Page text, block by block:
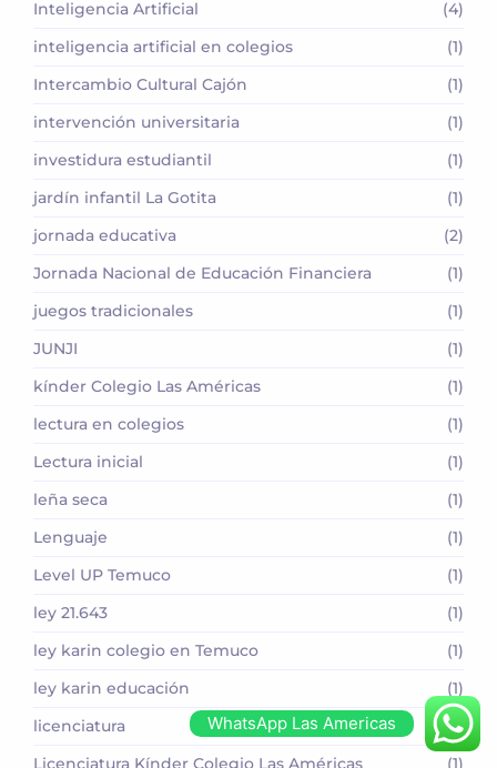
Inteligencia Artificial
(4)
inteligencia artificial en colegios
(1)
Intercambio Cultural Cajón
(1)
intervención universitaria
(1)
investidura estudiantil
(1)
jardín infantil La Gotita
(1)
jornada educativa
(2)
Jornada Nacional de Educación Financiera
(1)
juegos tradicionales
(1)
JUNJI
(1)
kínder Colegio Las Américas
(1)
lectura en colegios
(1)
Lectura inicial
(1)
leña seca
(1)
Lenguaje
(1)
Level UP Temuco
(1)
ley 21.643
(1)
ley karin colegio en Temuco
(1)
ley karin educación
(1)
licenciatura
(1)
Licenciatura Kínder Colegio Las Américas
(1)
WhatsApp Las Americas